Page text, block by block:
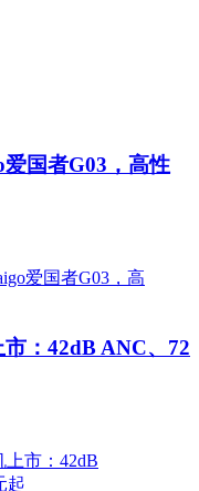
国者G03，高性
：42dB ANC、72